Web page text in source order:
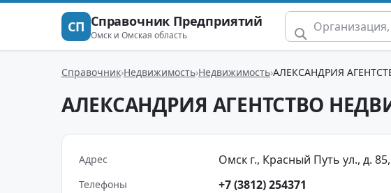
СП Справочник Предприятий
Омск и Омская область
Справочник Недвижимость Недвижимость АЛЕКСАНДРИЯ
АЛЕКСАНДРИЯ АГЕНТСТВО
Адрес Омск г., Красный Путь ул., д.
Телефоны
+7 (3812) 254371